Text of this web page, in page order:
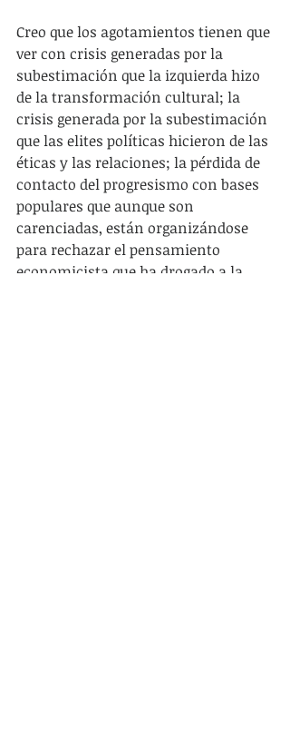
Creo que los agotamientos tienen que
ver con crisis generadas por la
subestimación que la izquierda hizo
de la transformación cultural; la
crisis generada por la subestimación
que las elites políticas hicieron de las
éticas y las relaciones; la pérdida de
contacto del progresismo con bases
populares que aunque son
carenciadas, están organizándose
para rechazar el pensamiento
economicista que ha drogado a la